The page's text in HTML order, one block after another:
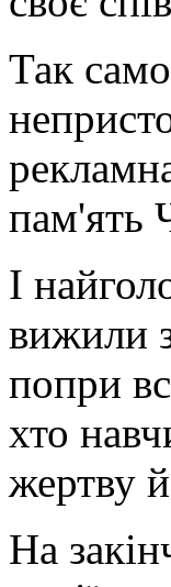
Так
пам'ять
І
вижили
попри
хто
жертву
На